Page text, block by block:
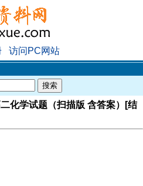
访问PC网站
化学试题（扫描版 含答案）[结